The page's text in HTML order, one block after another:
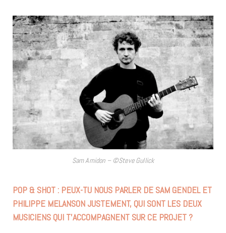
Sam Amidon – ©Steve Gullick
POP & SHOT : PEUX-TU NOUS PARLER DE SAM GENDEL ET
PHILIPPE MELANSON JUSTEMENT, QUI SONT LES DEUX
MUSICIENS QUI T’ACCOMPAGNENT SUR CE PROJET ?